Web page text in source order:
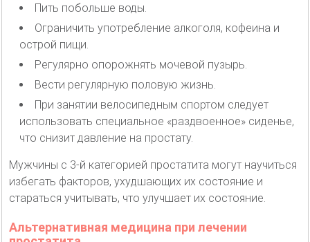
Пить побольше воды.
Ограничить употребление алкоголя, кофеина и
острой пищи.
Регулярно опорожнять мочевой пузырь.
Вести регулярную половую жизнь.
При занятии велосипедным спортом следует
использовать специальное «раздвоенное» сиденье,
что снизит давление на простату.
Мужчины с 3-й категорией простатита могут научиться
избегать факторов, ухудшающих их состояние и
стараться учитывать, что улучшает их состояние.
Альтернативная медицина при лечении